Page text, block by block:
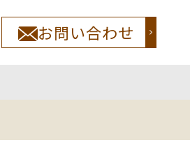
お問い合わせ